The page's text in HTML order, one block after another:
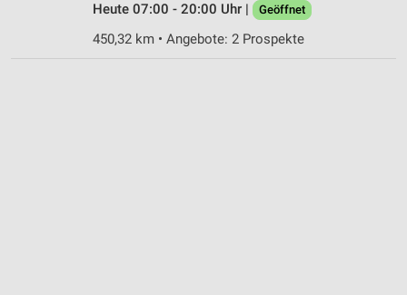
Heute 07:00 - 20:00 Uhr |
Geöffnet
450,32 km • Angebote: 2 Prospekte